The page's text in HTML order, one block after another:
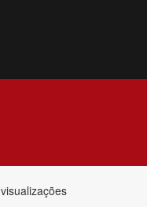
visualizações